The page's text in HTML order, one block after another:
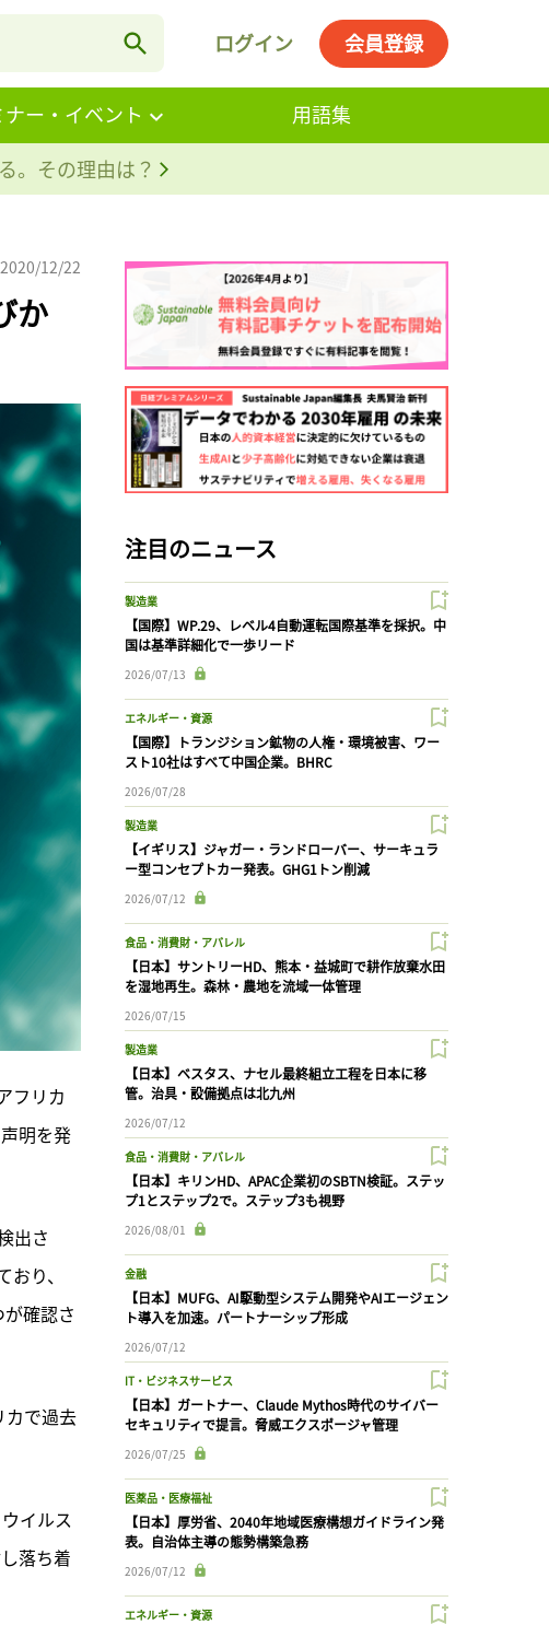
ログイン 会員登録
ナー・イベント
用語集
。その理由は？
12/22
か
フリカ
明を発
出さ
り、
確認さ
カで過去
イルス
落ち着
注目のニュース
製造業
【国際】WP.29、レベル4自動運転国際基準を採択。中
国は基準詳細化で一歩リード
2026/07/13
エネルギー・資源
【国際】トランジション鉱物の人権・環境被害、ワー
スト10社はすべて中国企業。BHRC
2026/07/28
製造業
【イギリス】ジャガー・ランドローバー、サーキュラ
ー型コンセプトカー発表。GHG1トン削減
2026/07/12
食品・消費財・アパレル
【日本】サントリーHD、熊本・益城町で耕作放棄水田
を湿地再生。森林・農地を流域一体管理
2026/07/15
製造業
【日本】ベスタス、ナセル最終組立工程を日本に移
管。治具・設備拠点は北九州
2026/07/12
食品・消費財・アパレル
【日本】キリンHD、APAC企業初のSBTN検証。ステッ
プ1とステップ2で。ステップ3も視野
2026/08/01
金融
【日本】MUFG、AI駆動型システム開発やAIエージェン
ト導入を加速。パートナーシップ形成
2026/07/12
IT・ビジネスサービス
【日本】ガートナー、Claude Mythos時代のサイバー
セキュリティで提言。脅威エクスポージャ管理
2026/07/25
医薬品・医療福祉
【日本】厚労省、2040年地域医療構想ガイドライン発
表。自治体主導の態勢構築急務
2026/07/12
エネルギー・資源